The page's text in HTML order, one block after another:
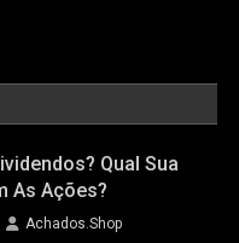
Qual Sua
As Ações?
Achados.Shop